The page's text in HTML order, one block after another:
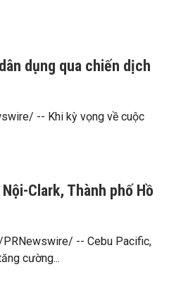
dụng qua chiến dịch
-- Khi kỳ vọng về cuộc
Clark, Thành phố Hồ
PRNewswire/ -- Cebu Pacific,
cường...